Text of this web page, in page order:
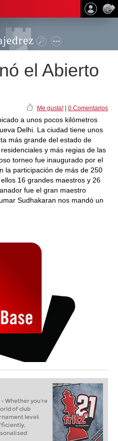
el Abierto
Me gusta! 0 Comentarios
a unos pocos kilómetros
Delhi. La ciudad tiene unos
más grande del estado de
y más regias de las
torneo fue inaugurado por el
la participación de más de 250
16 grandes maestros y 26
fue el gran maestro
Sudhakaran nos mandó un
- Whether you’re
of club
level: